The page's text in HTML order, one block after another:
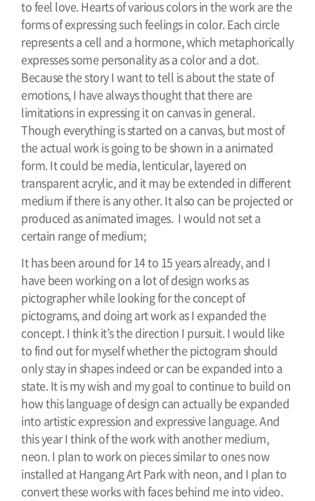
to feel love. Hearts of various colors in the work are the
forms of expressing such feelings in color. Each circle
represents a cell and a hormone, which metaphorically
expresses some personality as a color and a dot.
Because the story I want to tell is about the state of
emotions, I have always thought that there are
limitations in expressing it on canvas in general.
Though everything is started on a canvas, but most of
the actual work is going to be shown in a animated
form. It could be media, lenticular, layered on
transparent acrylic, and it may be extended in different
medium if there is any other. It also can be projected or
produced as animated images. I would not set a
certain range of medium;
It has been around for 14 to 15 years already, and I
have been working on a lot of design works as
pictographer while looking for the concept of
pictograms, and doing art work as I expanded the
concept. I think it’s the direction I pursuit. I would like
to find out for myself whether the pictogram should
only stay in shapes indeed or can be expanded into a
state. It is my wish and my goal to continue to build on
how this language of design can actually be expanded
into artistic expression and expressive language. And
this year I think of the work with another medium,
neon. I plan to work on pieces similar to ones now
installed at Hangang Art Park with neon, and I plan to
convert these works with faces behind me into video.